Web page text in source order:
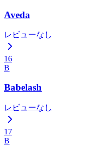
Aveda
レビューなし
16
B
Babelash
レビューなし
17
B